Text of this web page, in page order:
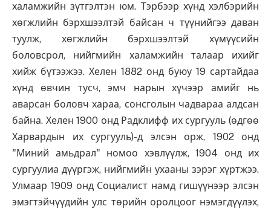
халамжийн зүтгэлтэн юм. Тэрбээр хүнд хэлбэрийн
хөгжлийн бэрхшээлтэй байсан ч түүнийгээ даван
туулж, хөгжлийн бэрхшээлтэй хүмүүсийн
боловсрол, нийгмийн халамжийн талаар ихийг
хийж бүтээжээ. Хелен 1882 онд буюу 19 сартайдаа
хүнд өвчин тусч, эмч нарын хүчээр амийг нь
аварсан боловч хараа, сонсголын чадвараа алдсан
байна. Хелен 1900 онд Радклифф их сургууль (өдгөө
Харвардын их сургууль)-д элсэн орж, 1902 онд
"Миний амьдрал" номоо хэвлүүлж, 1904 онд их
сургуулиа дүүргэж, нийгмийн ухааны зэрэг хүртжээ.
Улмаар 1909 онд Социалист намд гишүүнээр элсэн
эмэгтэйчүүдийн улс төрийн оролцоог нэмэгдүүлэх,